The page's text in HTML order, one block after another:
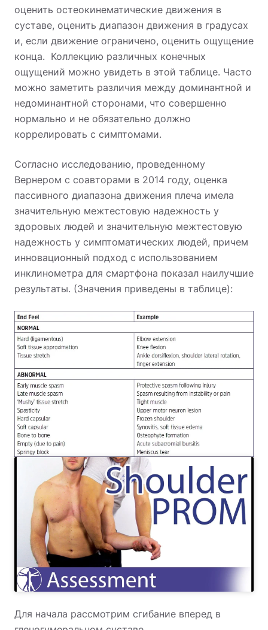
оценить остеокинематические движения в
суставе, оценить диапазон движения в градусах
и, если движение ограничено, оценить ощущение
конца. Коллекцию различных конечных
ощущений можно увидеть в этой таблице. Часто
можно заметить различия между доминантной и
недоминантной сторонами, что совершенно
нормально и не обязательно должно
коррелировать с симптомами.
Согласно исследованию, проведенному
Вернером с соавторами в 2014 году, оценка
пассивного диапазона движения плеча имела
значительную межтестовую надежность у
здоровых людей и значительную межтестовую
надежность у симптоматических людей, причем
инновационный подход с использованием
инклинометра для смартфона показал наилучшие
результаты. (Значения приведены в таблице):
Для начала рассмотрим сгибание вперед в